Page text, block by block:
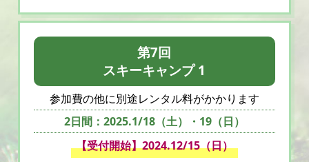
第7回
スキーキャンプ 1
参加費の他に別途レンタル料がかかります
2日間：2025.1/18（土）・19（日）
【受付開始】2024.12/15（日）